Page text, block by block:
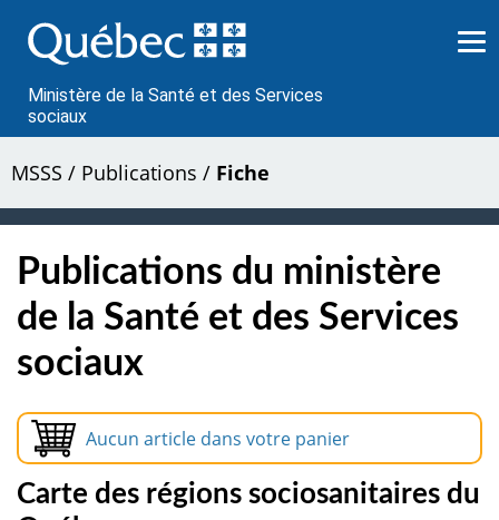
au
contenu
Ministère de la Santé et des Services
sociaux
MSSS / Publications / Fiche
Publications du ministère
de la Santé et des Services
sociaux
Aucun article dans votre panier
Carte des régions sociosanitaires du